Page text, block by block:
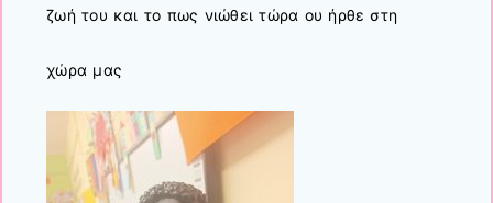
ζωή του και το πως νιώθει τώρα ου ήρθε στη
χώρα μας